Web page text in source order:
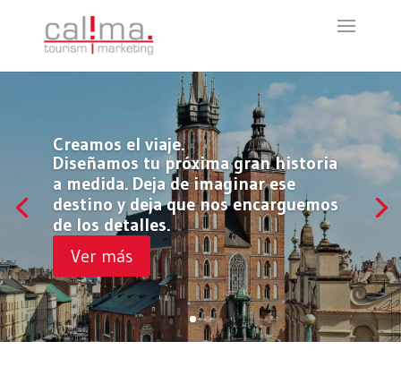
Creamos el viaje.
Diseñamos tu próxima gran historia
a medida. Deja de imaginar ese
destino y deja que nos encarguemos
de los detalles.
Ver más